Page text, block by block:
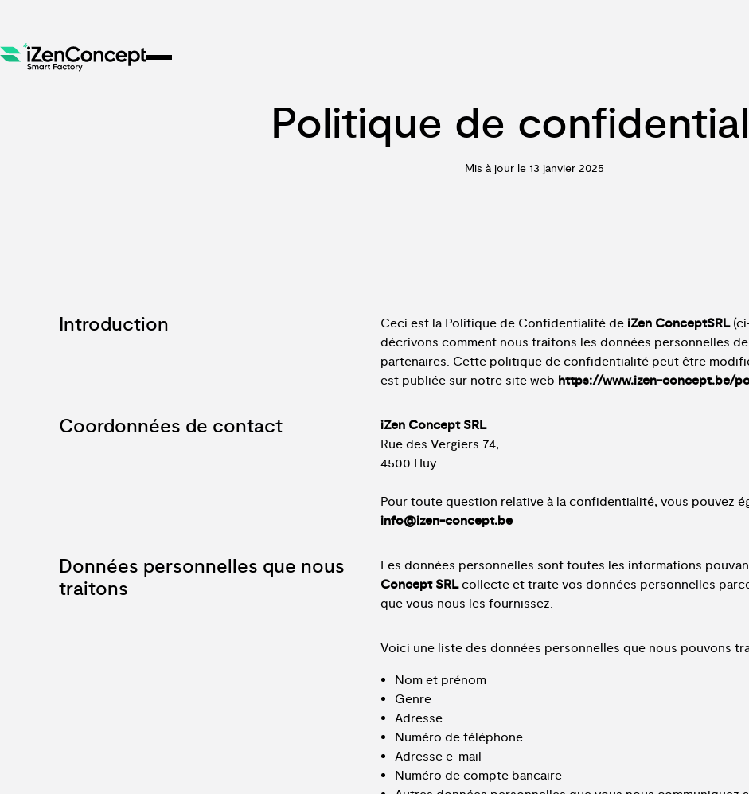
Politique de
Mis à jour le 13 janvier 2025
Introduction Ceci est la Politique de Confidentialité deiZen ConceptSRL
décrivons comment nous traitons les données personnelles
partenaires. Cette politique de confidentialité peut être
est publiée sur notre site web https://www.izen-concept.be/
Coordonnées de contact
iZen Concept SRL
Rue des Vergiers 74,
4500 Huy
Pour toute question relative à la confidentialité, vous pouvez
info@izen-concept.be
Données personnelles que nous
traitons
Les données personnelles sont toutes les informations
Concept SRLcollecte et traite vos données personnelles
que vous nous les fournissez.
Voici une liste des données personnelles que nous pouvons
Nom et prénom
Genre
Adresse
Numéro de téléphone
Adresse e-mail
Numéro de compte bancaire